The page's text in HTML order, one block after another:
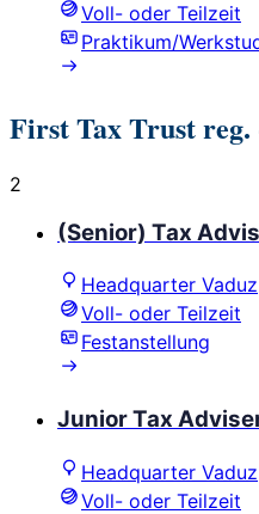
Voll- oder Teilzeit
Praktikum/
First Tax Trust reg.
2
(Senior) Tax
Headquarter Vaduz
Voll- oder Teilzeit
Festanstellung
Junior Tax
Headquarter Vaduz
Voll- oder Teilzeit